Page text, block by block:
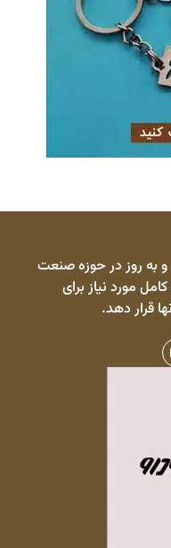
به روز در حوزه صنعت
مورد نیاز برای
قرار دهد.